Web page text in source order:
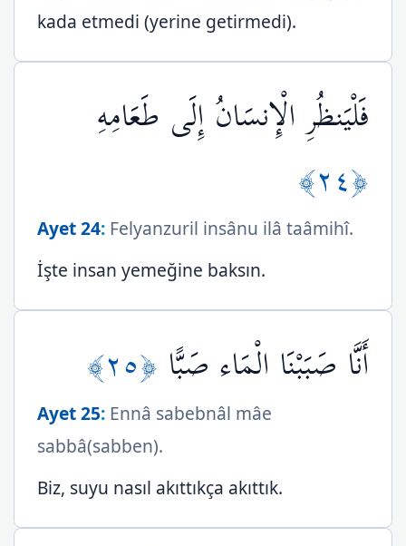
kada etmedi (yerine getirmedi).
فَلْيَنظُرِ الْإِنسَانُ إِلَى طَعَامِهِ
﴿٢٤﴾
Ayet 24: Felyanzuril insânu ilâ taâmihî.
İşte insan yemeğine baksın.
أَنَّا صَبَبْنَا الْمَاء صَبًّا ﴿٢٥﴾
Ayet 25: Ennâ sabebnâl mâe
sabbâ(sabben).
Biz, suyu nasıl akıttıkça akıttık.